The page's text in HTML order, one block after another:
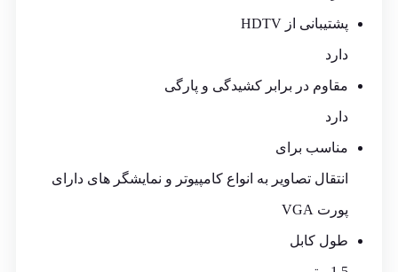
پشتیبانی از HDTV
دارد
مقاوم در برابر کشیدگی و پارگی
دارد
مناسب برای
انتقال تصاویر به انواع کامپیوتر و نمایشگر های دارای
پورت VGA
طول کابل